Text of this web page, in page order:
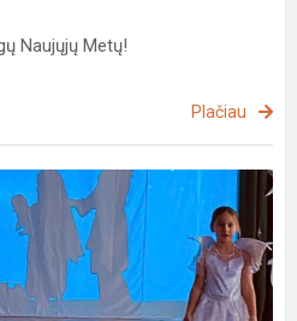
Naujųjų Metų!
Plačiau